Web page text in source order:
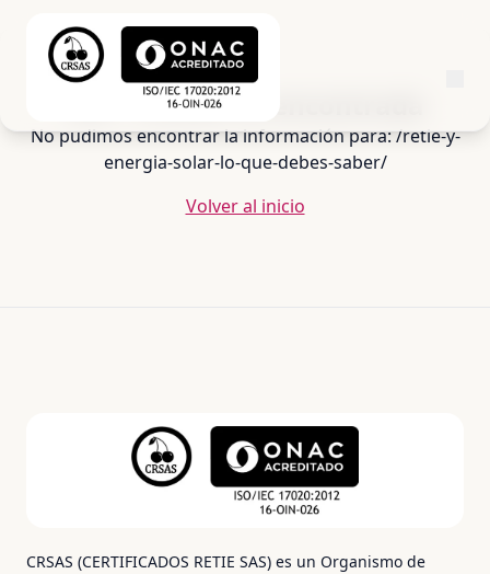
404 - Ciudad no encontrada
No pudimos encontrar la información para: /retie-y-
energia-solar-lo-que-debes-saber/
Volver al inicio
CRSAS (CERTIFICADOS RETIE SAS) es un Organismo de